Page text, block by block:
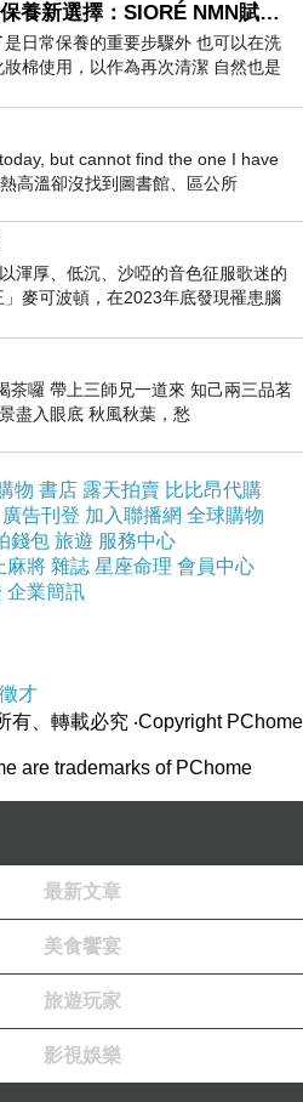
所經驗的
評論
驗
驗要選擇
經驗
緒
♡♡韓國保養新選擇：SIORÉ NMN賦活泡泡化妝水♡♡
是日常保養的重要步驟外 也可以在洗
妝棉使用，以作為再次清潔 自然也是
品項 不過，我對於化妝
but cannot find the one I have
高溫卻沒找到圖書館、區公所
渾厚、低沉、沙啞的音色征服歌迷的
」麥可波頓，在2023年底發現罹患腦
康復，一切都好」。
茶囉 帶上三師兄一道來 知己兩三品茗
盡入眼底 秋風秋葉，愁
物 書店 露天拍賣 比比昂代購
廣告刊登 加入聯播網 全球購物
錢包 旅遊 服務中心
麻將 雜誌 星座命理 會員中心
企業簡訊
徵才
有、轉載必究 ‧Copyright PChome
are trademarks of PChome
最新文章
美食饗宴
旅遊玩家
影視娛樂